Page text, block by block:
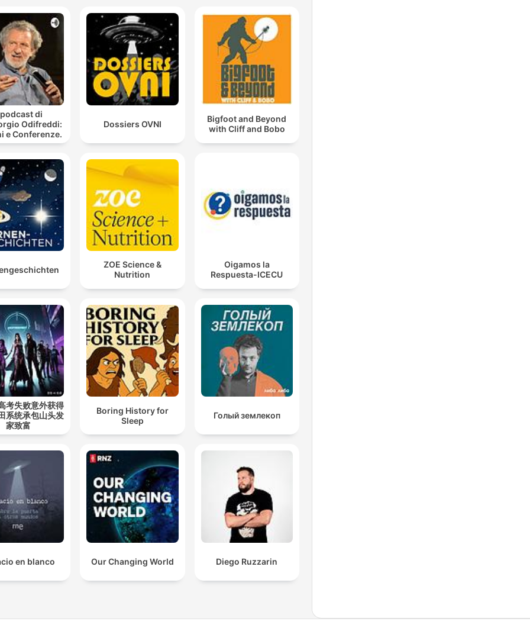
di
Odifreddi:
e Conferenze.
Dossiers OVNI
Bigfoot and Beyond
with Cliff and Bobo
ZOE Science &
Nutrition
Oigamos la
Respuesta-ICECU
考失败意外获得
系统承包山头发
家致富
Boring History for
Sleep
Голый землекоп
en blanco Our Changing World Diego Ruzzarin